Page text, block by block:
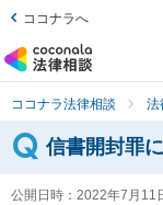
ココナラへ
ココナラ法律相談 法
信書開封罪
公開日時： 2022年7月11